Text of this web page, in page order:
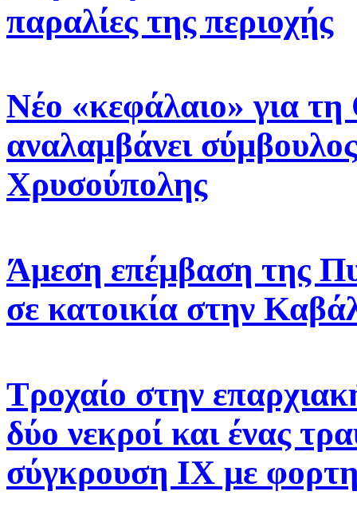
παραλίες της περιοχής
Νέο «κεφάλαιο» για
αναλαμβάνει
Χρυσούπολης
Άμεση επέμβαση της
σε κατοικία στην
Τροχαίο στην
δύο νεκροί και ένας
σύγκρουση ΙΧ με